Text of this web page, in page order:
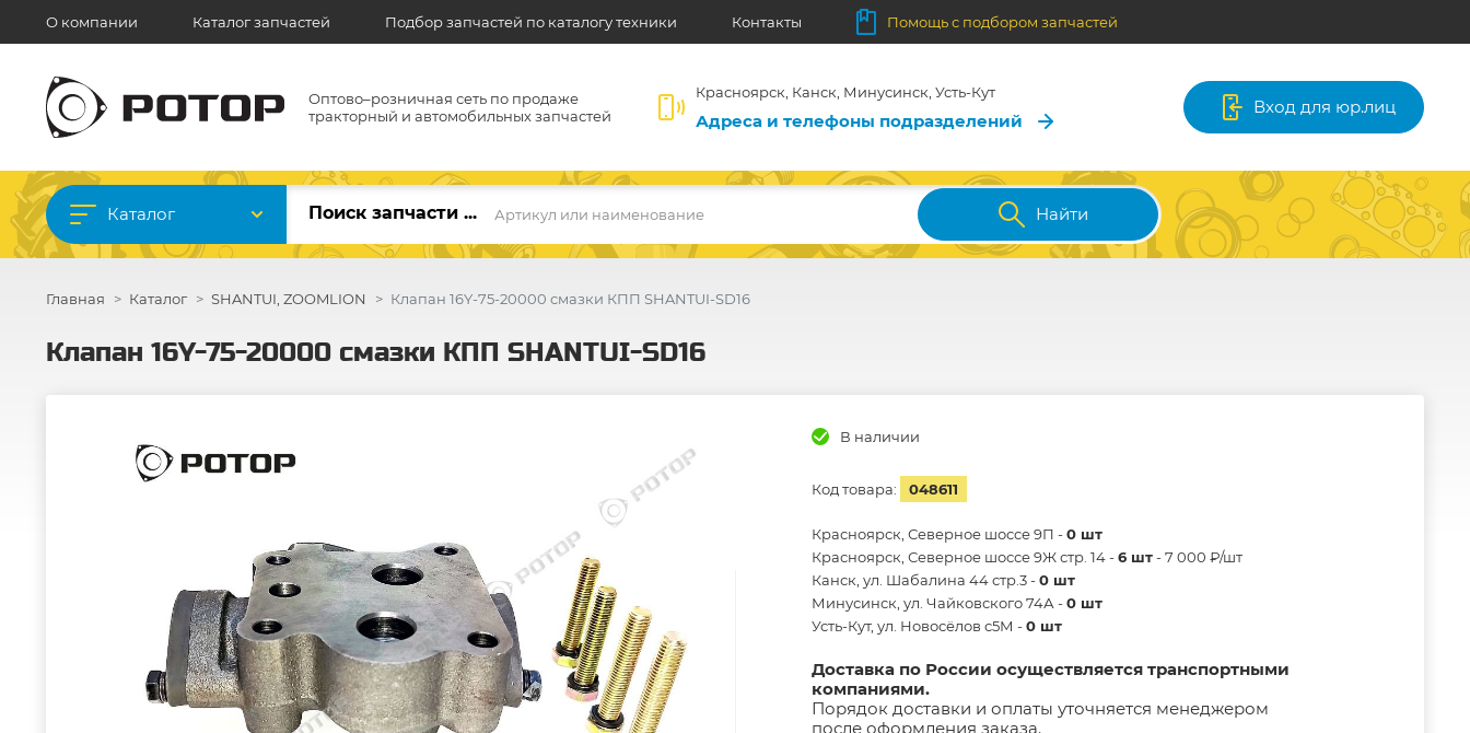
О компании Каталог запчастей Подбор запчастей по каталогу техники Контакты Помощь с подбором запчастей
Оптово–розничная сеть по продаже
тракторный и автомобильных запчастей
Красноярск, Канск, Минусинск, Усть-Кут
Адреса и телефоны подразделений
Вход для юр.лиц
Каталог Артикул или наименование Найти
Главная Каталог SHANTUI, ZOOMLION Клапан 16Y-75-20000 смазки КПП SHANTUI-SD16
Клапан 16Y-75-20000 смазки КПП SHANTUI-SD16
В наличии
Код товара: 048611
Красноярск, Северное шоссе 9П -0 шт
Красноярск, Северное шоссе 9Ж стр. 14 -6 шт- 7 000 ₽/шт
Канск, ул. Шабалина 44 стр.3 -0 шт
Минусинск, ул. Чайковского 74А -0 шт
Усть-Кут, ул. Новосёлов с5М -0 шт
Доставка по России осуществляется транспортными
компаниями.
Порядок доставки и оплаты уточняется менеджером
после оформления заказа.